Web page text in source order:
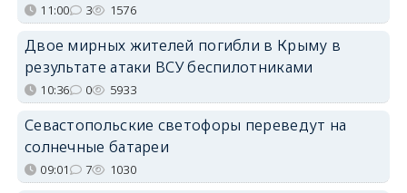
11:00 3 1576
Двое мирных жителей погибли в Крыму в
результате атаки ВСУ беспилотниками
10:36 0 5933
Севастопольские светофоры переведут на
солнечные батареи
09:01 7 1030